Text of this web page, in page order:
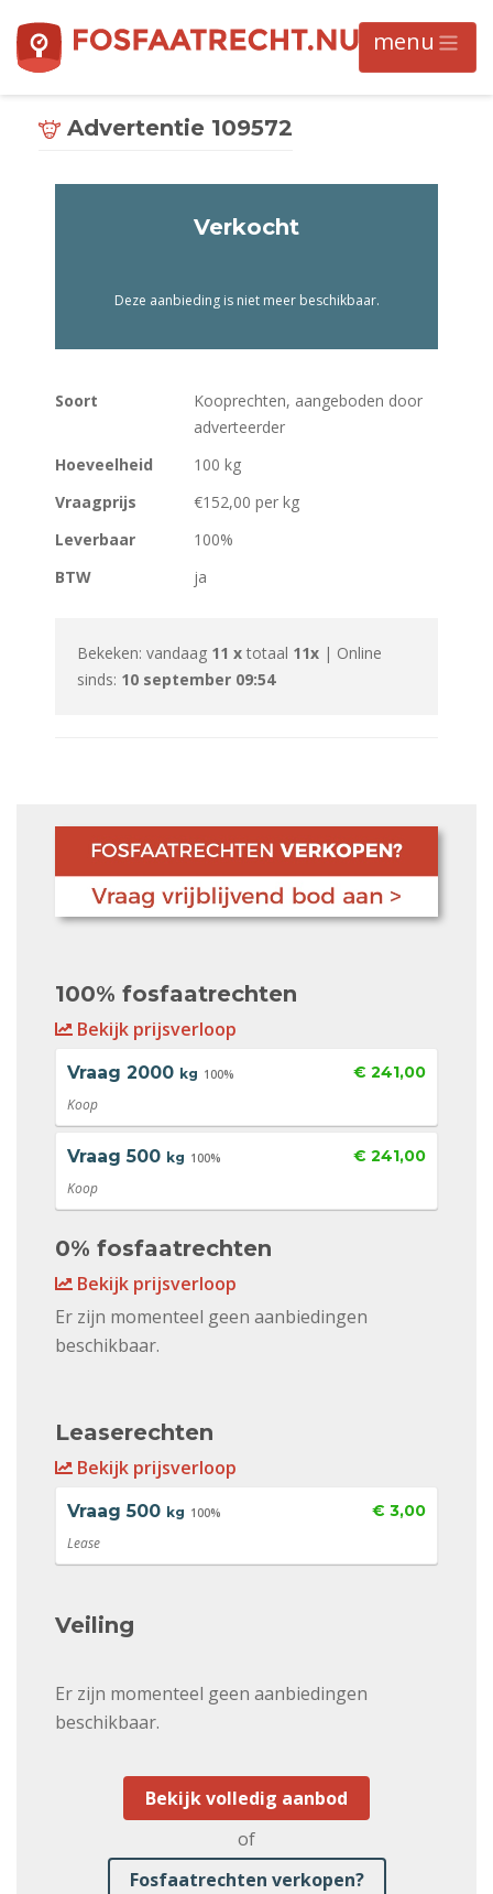
Advertentie 109572
Soort
Kooprechten, aangeboden door
adverteerder
Hoeveelheid
100 kg
Vraagprijs
€152,00 per kg
Leverbaar
100%
BTW
ja
Bekeken: vandaag 11 x totaal 11x | Online
sinds: 10 september 09:54
Verkocht
Deze aanbieding is niet meer beschikbaar.
100% fosfaatrechten
Bekijk prijsverloop
Vraag 2000 kg 100% € 241,00
Koop
Vraag 500 kg 100% € 241,00
Koop
0% fosfaatrechten
Bekijk prijsverloop
Er zijn momenteel geen aanbiedingen
beschikbaar.
Leaserechten
Bekijk prijsverloop
Vraag 500 kg 100% € 3,00
Lease
Veiling
Er zijn momenteel geen aanbiedingen
beschikbaar.
Bekijk volledig aanbod
of
Fosfaatrechten verkopen?